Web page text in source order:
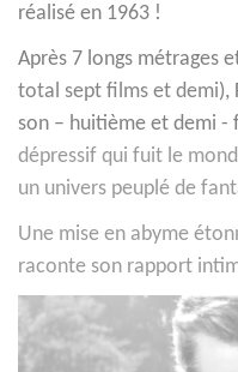
réalisé en 1963 !
Après 7 longs métrages
total sept films et demi),
son – huitième et demi -
dépressif qui fuit le
un univers peuplé de
Une mise en abyme
raconte son rapport